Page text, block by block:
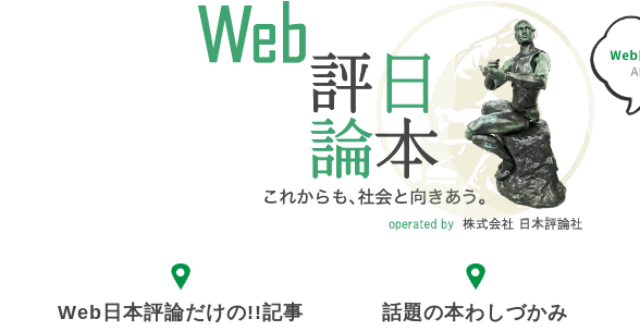
Web日本評論だけの!!記事 話題の本わしづかみ